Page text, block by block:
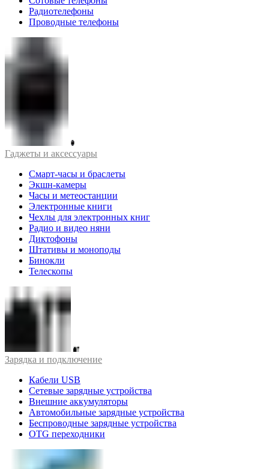
Радиотелефоны
Проводные телефоны
Гаджеты и аксессуары
Смарт-часы и браслеты
Экшн-камеры
Часы и метеостанции
Электронные книги
Чехлы для электронных книг
Радио и видео няни
Диктофоны
Штативы и моноподы
Бинокли
Телескопы
Зарядка и подключение
Кабели USB
Сетевые зарядные устройства
Внешние аккумуляторы
Автомобильные зарядные устройства
Беспроводные зарядные устройства
OTG переходники